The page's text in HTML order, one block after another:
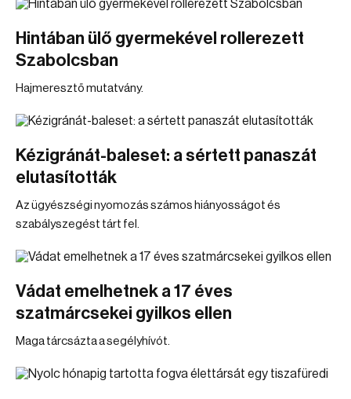
Hintában ülő gyermekével rollerezett
Szabolcsban
Hajmeresztő mutatvány.
Kézigránát-baleset: a sértett panaszát
elutasították
Az ügyészségi nyomozás számos hiányosságot és
szabályszegést tárt fel.
Vádat emelhetnek a 17 éves
szatmárcsekei gyilkos ellen
Maga tárcsázta a segélyhívót.